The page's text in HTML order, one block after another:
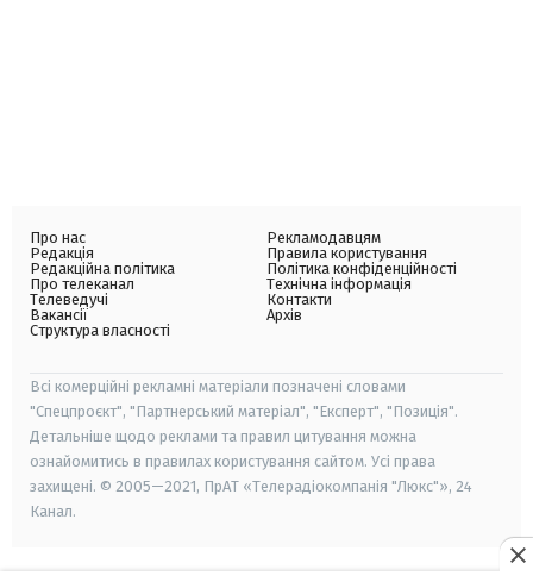
Про нас
Редакція
Редакційна політика
Про телеканал
Телеведучі
Вакансії
Структура власності
Рекламодавцям
Правила користування
Політика конфіденційності
Технічна інформація
Контакти
Архів
Всі комерційні рекламні матеріали позначені словами
"Спецпроєкт", "Партнерський матеріал", "Експерт", "Позиція".
Детальніше щодо реклами та правил цитування можна
ознайомитись в правилах користування сайтом. Усі права
захищені. © 2005—2021, ПрАТ «Телерадіокомпанія "Люкс"», 24
Канал.